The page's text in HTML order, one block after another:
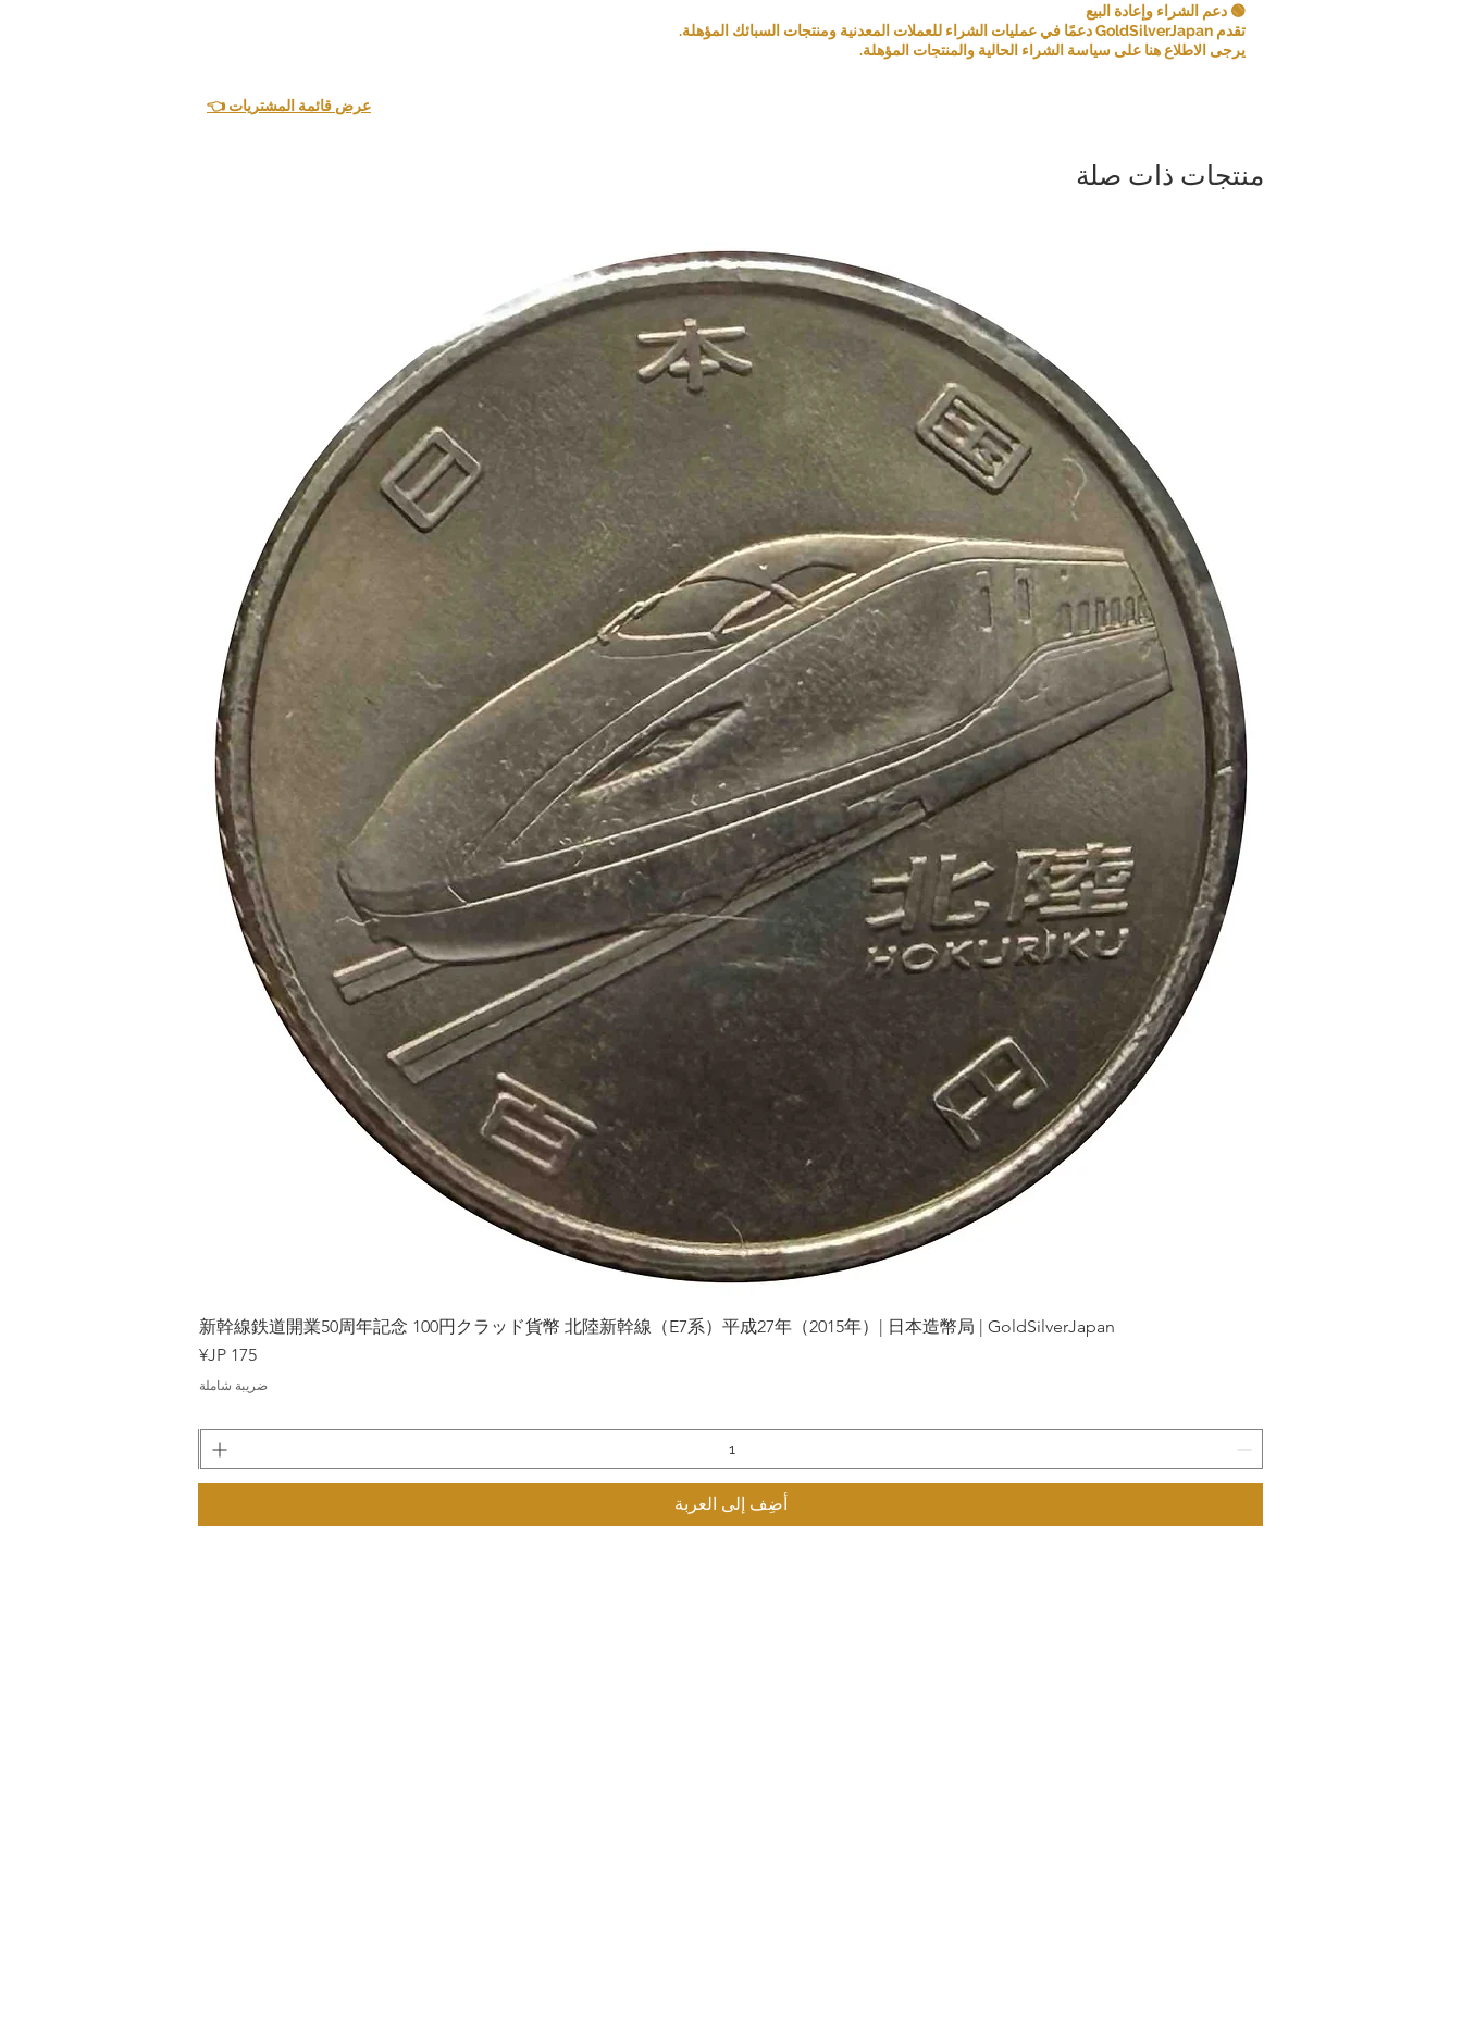
🟢 دعم الشراء وإعادة البيع
تقدم GoldSilverJapan دعمًا في عمليات الشراء للعملات المعدنية ومنتجات السبائك المؤهلة.
يرجى الاطلاع هنا على سياسة الشراء الحالية والمنتجات المؤهلة.
👈 عرض قائمة المشتريات
منتجات ذات صلة
العرض السريع
新幹線鉄道開業50周年記念 100円クラッド貨幣 北陸新幹線（E7系）平成27年（2015年）| 日本造幣局 | GoldSilverJapan
السعر
ضريبة شاملة
أضِف إلى العربة